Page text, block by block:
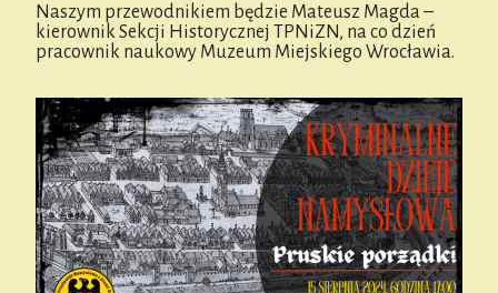
Naszym przewodnikiem będzie Mateusz Magda –
kierownik Sekcji Historycznej TPNiZN, na co dzień
pracownik naukowy Muzeum Miejskiego Wrocławia.